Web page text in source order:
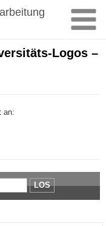
Logos –
an:
LOS